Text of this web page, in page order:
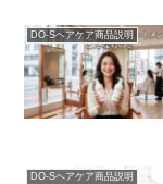
DO-Sヘアケア商品説明
DO-Sヘアケア商品説明